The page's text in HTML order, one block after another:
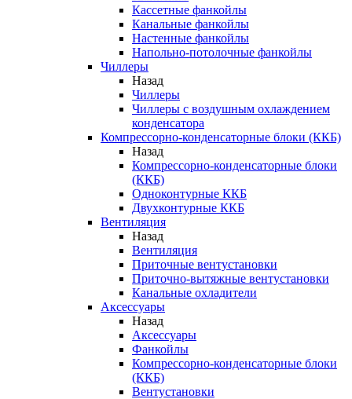
Кассетные фанкойлы
Канальные фанкойлы
Настенные фанкойлы
Напольно-потолочные фанкойлы
Чиллеры
Назад
Чиллеры
Чиллеры с воздушным охлаждением
конденсатора
Компрессорно-конденсаторные блоки (ККБ)
Назад
Компрессорно-конденсаторные блоки
(ККБ)
Одноконтурные ККБ
Двухконтурные ККБ
Вентиляция
Назад
Вентиляция
Приточные вентустановки
Приточно-вытяжные вентустановки
Канальные охладители
Аксессуары
Назад
Аксессуары
Фанкойлы
Компрессорно-конденсаторные блоки
(ККБ)
Вентустановки